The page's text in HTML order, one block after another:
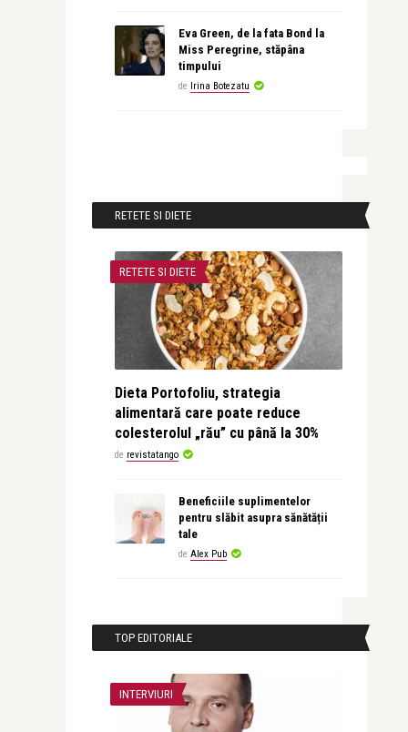
Eva Green, de la fata Bond la
Miss Peregrine, stăpâna
timpului
de Irina Botezatu
RETETE SI DIETE
RETETE SI DIETE
Dieta Portofoliu, strategia
alimentară care poate reduce
colesterolul „rău” cu până la 30%
de revistatango
Beneficiile suplimentelor
pentru slăbit asupra sănătății
tale
de Alex Pub
TOP EDITORIALE
INTERVIURI